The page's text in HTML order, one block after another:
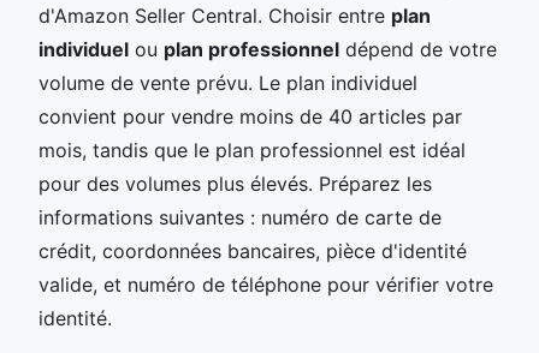
d'Amazon Seller Central. Choisir entre plan
individuel ou plan professionnel dépend de votre
volume de vente prévu. Le plan individuel
convient pour vendre moins de 40 articles par
mois, tandis que le plan professionnel est idéal
pour des volumes plus élevés. Préparez les
informations suivantes : numéro de carte de
crédit, coordonnées bancaires, pièce d'identité
valide, et numéro de téléphone pour vérifier votre
identité.